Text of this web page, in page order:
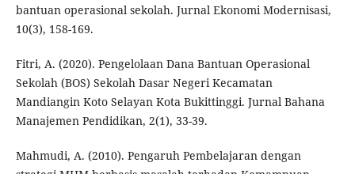
bantuan operasional sekolah. Jurnal Ekonomi Modernisasi,
10(3), 158-169.
Fitri, A. (2020). Pengelolaan Dana Bantuan Operasional
Sekolah (BOS) Sekolah Dasar Negeri Kecamatan
Mandiangin Koto Selayan Kota Bukittinggi. Jurnal Bahana
Manajemen Pendidikan, 2(1), 33-39.
Mahmudi, A. (2010). Pengaruh Pembelajaran dengan